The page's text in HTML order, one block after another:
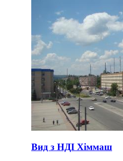
Вид з НДІ Хіммаш